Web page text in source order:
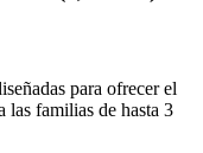
para ofrecer el
las familias de hasta 3